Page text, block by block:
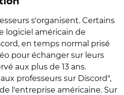
s'organisent. Certains
logiciel américain de
en temps normal prisé
pour échanger sur leurs
aux plus de 13 ans.
professeurs sur Discord",
l'entreprise américaine. Sur